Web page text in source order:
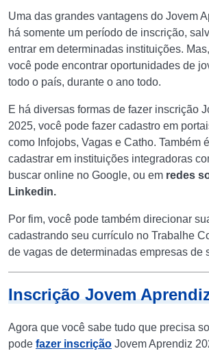
Uma das grandes vantagens do Jovem
há somente um período de inscrição,
entrar em determinadas instituições.
você pode encontrar oportunidades de
todo o país, durante o ano todo.
E há diversas formas de fazer inscrição
2025, você pode fazer cadastro em
como Infojobs, Vagas e Catho. Também
cadastrar em instituições integradoras
buscar online no Google, ou em redes
Linkedin.
Por fim, você pode também direcionar
cadastrando seu currículo no Trabalhe
de vagas de determinadas empresas de
Inscrição Jovem
Agora que você sabe tudo que precisa
pode fazer inscrição Jovem Aprendiz